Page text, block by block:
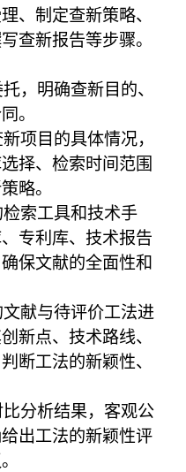
、制定查新策略、
查新报告等步骤。
，明确查新目的、
。
项目的具体情况，
择、检索时间范围
略。
索工具和技术手
专利库、技术报告
保文献的全面性和
献与待评价工法进
新点、技术路线、
断工法的新颖性、
分析结果，客观公
出工法的新颖性评